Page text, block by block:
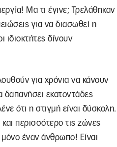
Μα τι έγινε; Τρελάθηκαν
για να διασωθεί η
ιδιοκτήτες δίνουν
για χρόνια να κάνουν
δαπανήσει εκατοντάδες
ότι η στιγμή είναι δύσκολη.
περισσότερο τις ζώνες
έναν άνθρωπο! Είναι